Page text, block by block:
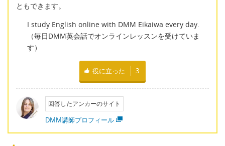
ともできます。
I study English online with DMM Eikaiwa every day.
（毎日DMM英会話でオンラインレッスンを受けていま
す）
役に立った 3
回答したアンカーのサイト
DMM講師プロフィール